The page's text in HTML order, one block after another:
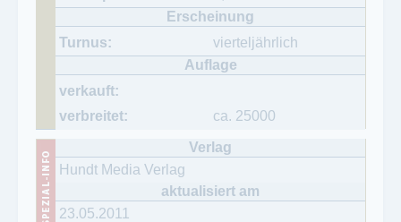
vierteljährlich
ca. 25000
Hundt Media Verlag
23.05.2011